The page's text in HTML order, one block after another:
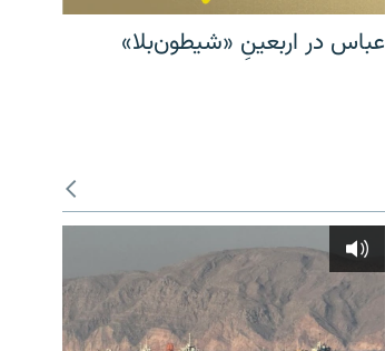
عباس در اربعینِ «شیطون‌بلا»